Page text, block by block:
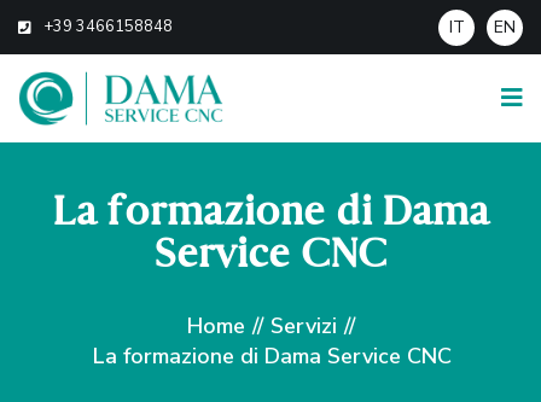
+39 3466158848 IT EN
La formazione di Dama
Service CNC
Home // Servizi //
La formazione di Dama Service CNC